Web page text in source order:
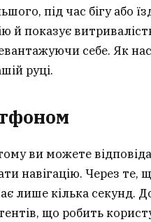
під час бігу або
й показує
себе. Як
руці.
ви можете
навігацію. Через те,
лише кілька секунд.
що робить